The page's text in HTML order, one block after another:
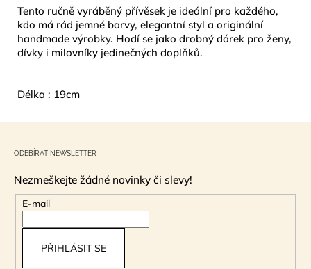
Tento ručně vyráběný přívěsek je ideální pro každého,
kdo má rád jemné barvy, elegantní styl a originální
handmade výrobky. Hodí se jako drobný dárek pro ženy,
dívky i milovníky jedinečných doplňků.
Délka : 19cm
74
Kč
ODEBÍRAT NEWSLETTER
Nezmeškejte žádné novinky či slevy!
E-mail
PŘIHLÁSIT SE